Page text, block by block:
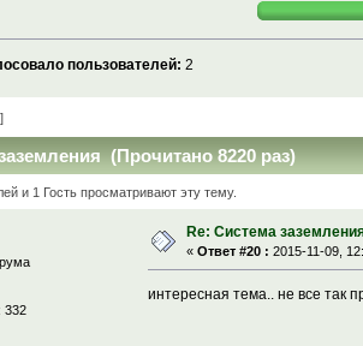
пользователей: 2
]
(Прочитано 8220 раз)
и 1 Гость просматривают эту тему.
332
Re: Система
« Ответ #20 : 2015-11-09,
интересная тема.. не все так